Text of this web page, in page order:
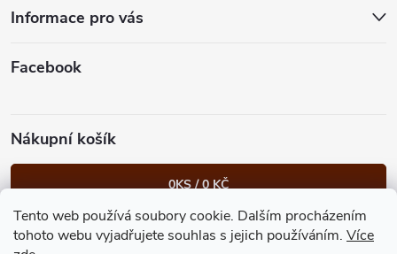
Tento web používá soubory cookie. Dalším procházením
tohoto webu vyjadřujete souhlas s jejich používáním. Více
Informace pro vás
Facebook
Nákupní košík
0KS /0 KČ
Heureka.cz Facebook Instagram Bonvolo - přidej se taky